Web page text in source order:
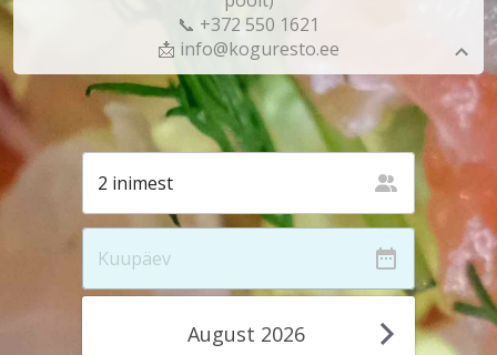
📞 +372 550 1621
📩 info@koguresto.ee
August 2026